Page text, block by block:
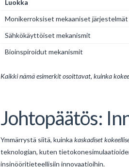
Luokka
Monikerroksiset mekaaniset järjestelmät
Sähkökäyttöiset mekanismit
Bioinspiroidut mekanismit
Kaikki nämä esimerkit osoittavat, kuinka
Johtopäätös:
Ymmärrystä siitä, kuinka kaskadiset
teknologian, kuten
insinööritieteellisiin innovaatioihin.